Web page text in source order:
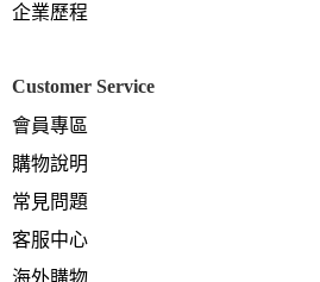
企業歷程
Customer Service
會員專區
購物說明
常見問題
客服中心
海外購物